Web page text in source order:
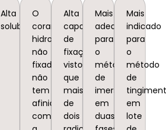
Alta
solubilidade.
O
corante
hidrolisado
não
fixado
não
tem
afinidade
com
Alta
capacidade
de
fixação,
visto
que
mais
de
dois
Mais
adequado
para
o
método
de
imersão
em
duas
Mais
indicado
para
o
método
de
em
lote